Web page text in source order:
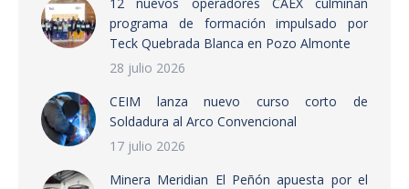
programa de formación impulsado por
Teck Quebrada Blanca en Pozo Almonte
28 julio 2026
CEIM lanza nuevo curso corto de
Soldadura al Arco Convencional
17 julio 2026
Minera Meridian El Peñón apuesta por el